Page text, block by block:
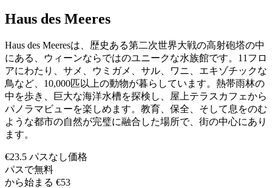
Haus des Meeres
Haus des Meeresは、歴史ある第二次世界大戦の高射砲塔の中
にある、ウィーンならではのユニークな水族館です。11フロ
アにわたり、サメ、ウミガメ、サル、ワニ、エキゾチックな
鳥など、10,000匹以上の動物が暮らしています。熱帯雨林の
中を歩き、巨大な海洋水槽を探検し、屋上テラスカフェから
パノラマビューを楽しめます。教育、保全、そして息をのむ
ような都市の自然が完璧に融合した場所で、街の中心にあり
ます。
€23.5 パスなし価格
パスで無料
から始まる €53